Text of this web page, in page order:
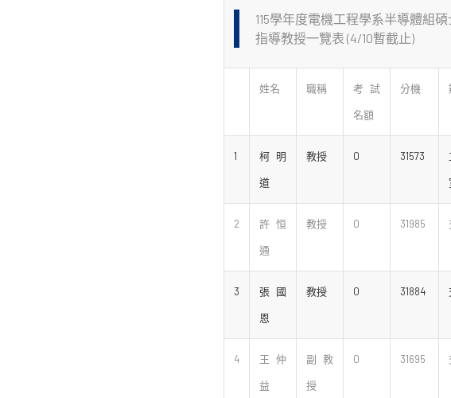
115學年度電機工程學系半導體組
指導教授一覽表 (4/10暫截止)
姓名 職稱 考試
名額
分機
1 柯明
道
教授 0 31573
2 許恒
通
教授 0 31985
3 張國
恩
教授 0 31884
4 王仲
益
副教
授
0 31695